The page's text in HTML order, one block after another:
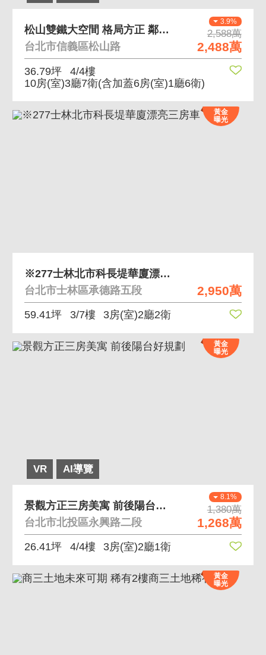
3.9%
2,588萬
2,488萬
松山雙鐵大空間 格局方正 鄰近松山雙鐵站
台北市信義區松山路
36.79坪
4/4樓
10房(室)3廳7衛(含加蓋6房(室)1廳6衛)
黃金
曝光
2,950萬
※277士林北市科長堤華廈漂亮三房車
台北市士林區承德路五段
59.41坪 3/7樓 3房(室)2廳2衛
VR AI導覽
黃金
曝光
8.1%
1,380萬
1,268萬
景觀方正三房美寓 前後陽台好規劃
台北市北投區永興路二段
26.41坪 4/4樓 3房(室)2廳1衛
黃金
曝光